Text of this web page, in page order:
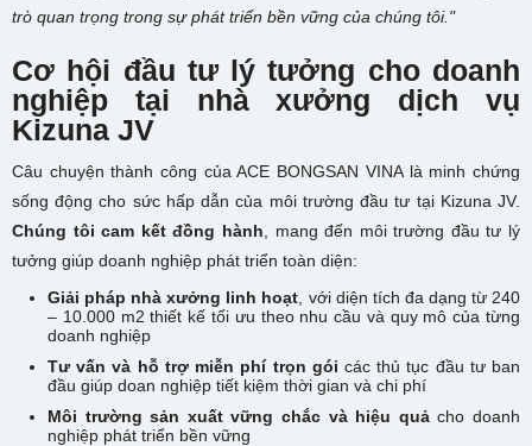
trò quan trọng trong sự phát triển bền vững của chúng tôi."
Cơ hội đầu tư lý tưởng cho doanh
nghiệp tại nhà xưởng dịch vụ
Kizuna JV
Câu chuyện thành công của ACE BONGSAN VINA là minh chứng
sống động cho sức hấp dẫn của môi trường đầu tư tại Kizuna JV.
Chúng tôi cam kết đồng hành , mang đến môi trường đầu tư lý
tưởng giúp doanh nghiệp phát triển toàn diện:
Giải pháp nhà xưởng linh hoạt , với diện tích đa dạng từ 240
– 10.000 m2 thiết kế tối ưu theo nhu cầu và quy mô của từng
doanh nghiệp
Tư vấn và hỗ trợ miễn phí trọn gói các thủ tục đầu tư ban
đầu giúp doan nghiệp tiết kiệm thời gian và chi phí
Môi trường sản xuất vững chắc và hiệu quảcho doanh
nghiệp phát triển bền vững